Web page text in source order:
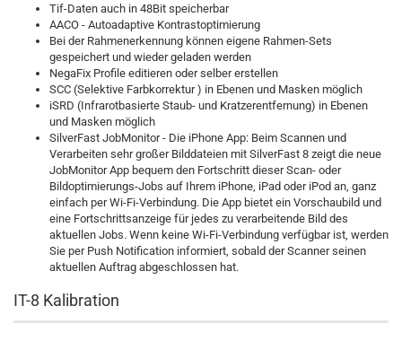
Tif-Daten auch in 48Bit speicherbar
AACO - Autoadaptive Kontrastoptimierung
Bei der Rahmenerkennung können eigene Rahmen-Sets
gespeichert und wieder geladen werden
NegaFix Profile editieren oder selber erstellen
SCC (Selektive Farbkorrektur ) in Ebenen und Masken möglich
iSRD (Infrarotbasierte Staub- und Kratzerentfernung) in Ebenen
und Masken möglich
SilverFast JobMonitor - Die iPhone App: Beim Scannen und
Verarbeiten sehr großer Bilddateien mit SilverFast 8 zeigt die neue
JobMonitor App bequem den Fortschritt dieser Scan- oder
Bildoptimierungs-Jobs auf Ihrem iPhone, iPad oder iPod an, ganz
einfach per Wi-Fi-Verbindung. Die App bietet ein Vorschaubild und
eine Fortschrittsanzeige für jedes zu verarbeitende Bild des
aktuellen Jobs. Wenn keine Wi-Fi-Verbindung verfügbar ist, werden
Sie per Push Notification informiert, sobald der Scanner seinen
aktuellen Auftrag abgeschlossen hat.
IT-8 Kalibration